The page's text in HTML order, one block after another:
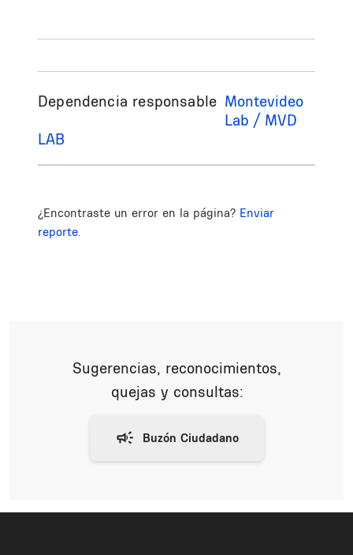
Dependencia responsable Montevideo
Lab / MVD
LAB
¿Encontraste un error en la página? Enviar
reporte.
Sugerencias, reconocimientos,
quejas y consultas: